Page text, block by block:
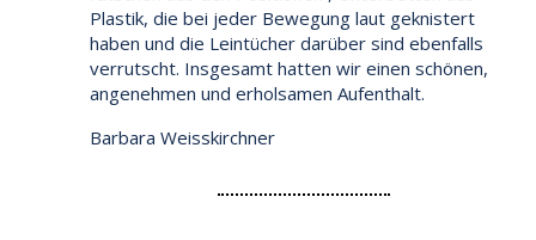
Plastik, die bei jeder Bewegung laut geknistert
haben und die Leintücher darüber sind ebenfalls
verrutscht. Insgesamt hatten wir einen schönen,
angenehmen und erholsamen Aufenthalt.
Barbara Weisskirchner